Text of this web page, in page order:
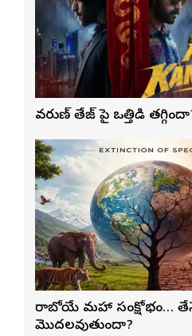
వరుణ్ తేజ్‌ పై ఒత్తిడి
రాబోయే మహా సంక్షోభం…
మొదలవుతుందా?